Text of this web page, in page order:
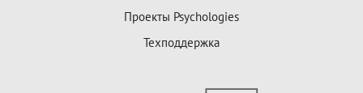
Проекты Psychologies
Техподдержка